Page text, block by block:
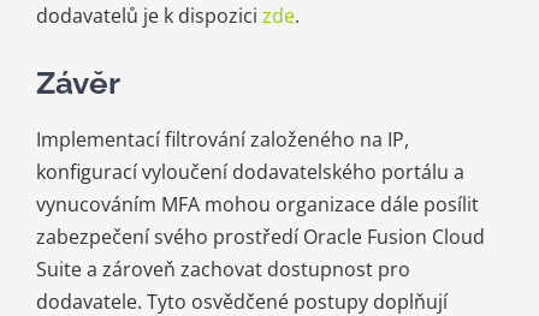
dodavatelů je k dispozici zde.
Závěr
Implementací filtrování založeného na IP,
konfigurací vyloučení dodavatelského portálu a
vynucováním MFA mohou organizace dále posílit
zabezpečení svého prostředí Oracle Fusion Cloud
Suite a zároveň zachovat dostupnost pro
dodavatele. Tyto osvědčené postupy doplňují